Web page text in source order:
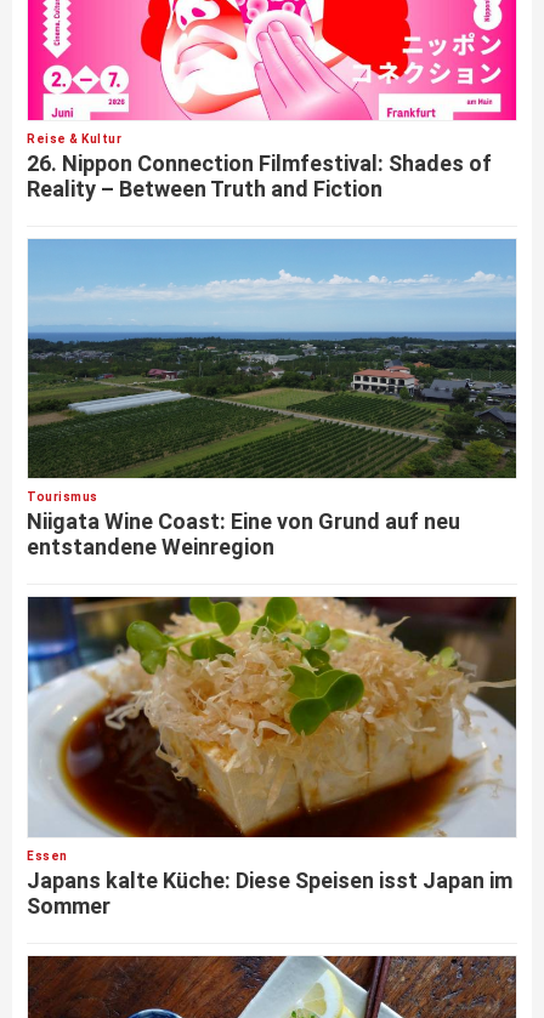
Reise & Kultur
26. Nippon Connection Filmfestival: Shades of
Reality – Between Truth and Fiction
Tourismus
Niigata Wine Coast: Eine von Grund auf neu
entstandene Weinregion
Essen
Japans kalte Küche: Diese Speisen isst Japan im
Sommer